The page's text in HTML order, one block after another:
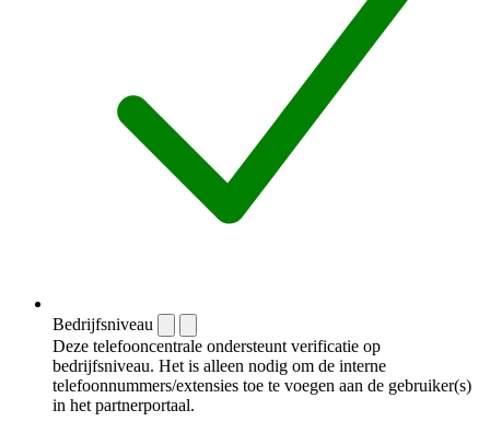
Bedrijfsniveau
Deze telefooncentrale ondersteunt verificatie op
bedrijfsniveau. Het is alleen nodig om de interne
telefoonnummers/extensies toe te voegen aan de gebruiker(s)
in het partnerportaal.